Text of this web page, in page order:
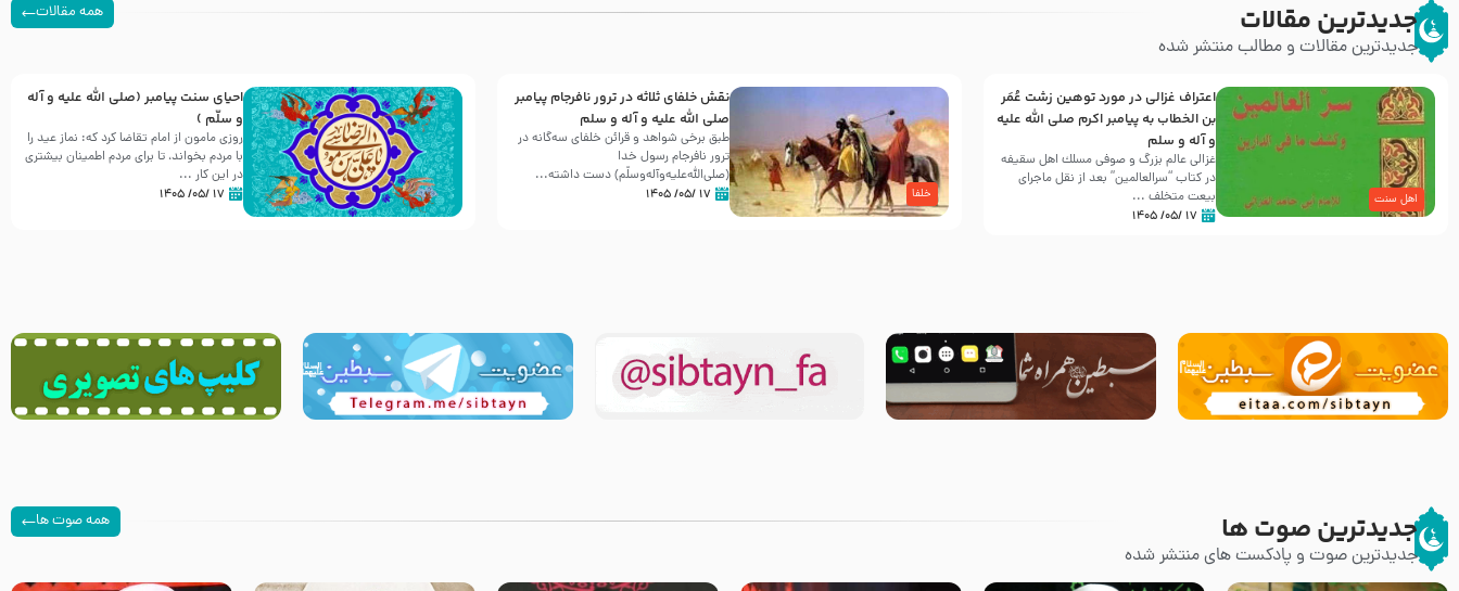
جدیدترین مقالات
جدیدترین مقالات و مطالب منتشر شده
همه مقالات
اهل سنت
اعتراف غزالی در مورد توهین زشت عُمَر
بن الخطاب به پیامبر اکرم صلی الله علیه
و آله و سلم
غزالی عالم بزرگ و صوفی مسلك اهل سقيفه
در کتاب “سرالعالمین” بعد از نقل ماجرای
بیعت متخلف ...
۱۷ /۰۵/ ۱۴۰۵
خلفا
نقش خلفای ثلاثه در ترور نافرجام پیامبر
صلی الله علیه و آله و سلم
طبق برخی شواهد و قرائن خلفای سه‌گانه در
ترور نافرجام رسول خدا
(صلی‌الله‌علیه‌و‌آله‌وسلّم) دست داشته‌...
۱۷ /۰۵/ ۱۴۰۵
احیای سنت پیامبر (صلی الله علیه و آله
و سلّم )
روزی مامون از امام تقاضا کرد که: نماز عید را
با مردم بخواند، تا برای مردم اطمینان بیشتری
در این کار ...
۱۷ /۰۵/ ۱۴۰۵
جدیدترین صوت ها
جدیدترین صوت و پادکست های منتشر شده
همه صوت ها